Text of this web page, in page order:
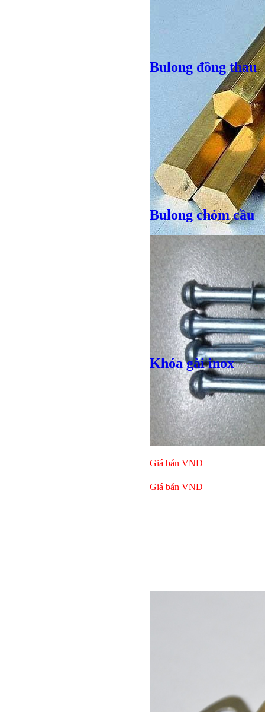
Bulong
Giá bán VND
Giá bán VND
Bulong đồng thau
Bulong chỏm cầu
Giá bán VND
Khóa gài inox